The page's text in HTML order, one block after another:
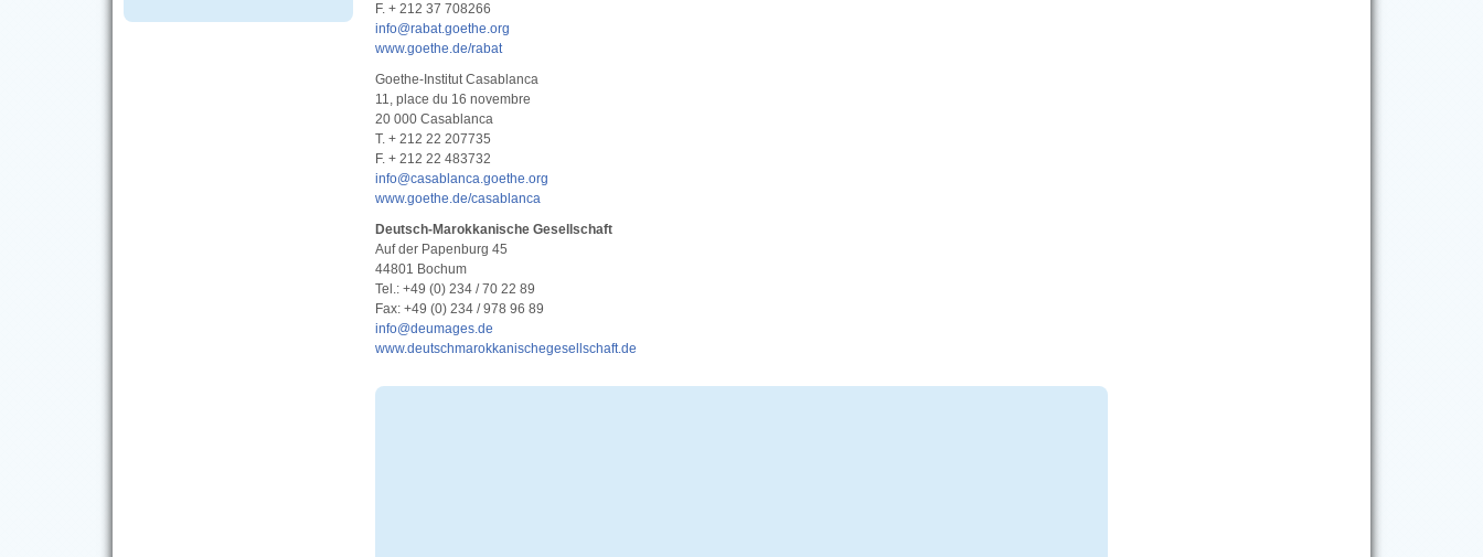
F. + 212 37 708266
info@rabat.goethe.org
www.goethe.de/rabat
Goethe-Institut Casablanca
11, place du 16 novembre
20 000 Casablanca
T. + 212 22 207735
F. + 212 22 483732
info@casablanca.goethe.org
www.goethe.de/casablanca
Deutsch-Marokkanische Gesellschaft
Auf der Papenburg 45
44801 Bochum
Tel.: +49 (0) 234 / 70 22 89
Fax: +49 (0) 234 / 978 96 89
info@deumages.de
www.deutschmarokkanischegesellschaft.de